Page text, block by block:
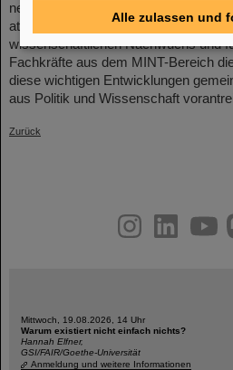
neues Wissen schafft und gleichzeitig
attraktiver Arbeitgeber und als
wissenschaftlichen Nachwuchs und
Fachkräfte aus dem MINT-Bereich
diese wichtigen Entwicklungen
aus Politik und Wissenschaft
Zurück
youtubehelmholtz.socialfacebook
Mittwoch, 19.08.2026, 14 Uhr
Warum existiert nicht einfach nichts?
Hannah Elfner,
GSI/FAIR/Goethe-Universität
Anmeldung und weitere Informationen
Alle zulassen und